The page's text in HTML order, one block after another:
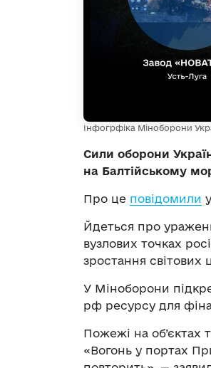
Інфогрфіка Міноборони
Сили оборони
на Балтійському
Про це повідомили
Йдеться про
вузлових точках
зростання
У Міноборони
рф ресурсу для
Пожежі на об’єктах
«Вогонь у портах